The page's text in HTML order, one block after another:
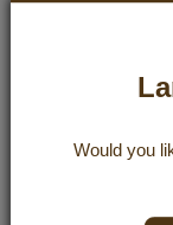
22,74 €
Would you